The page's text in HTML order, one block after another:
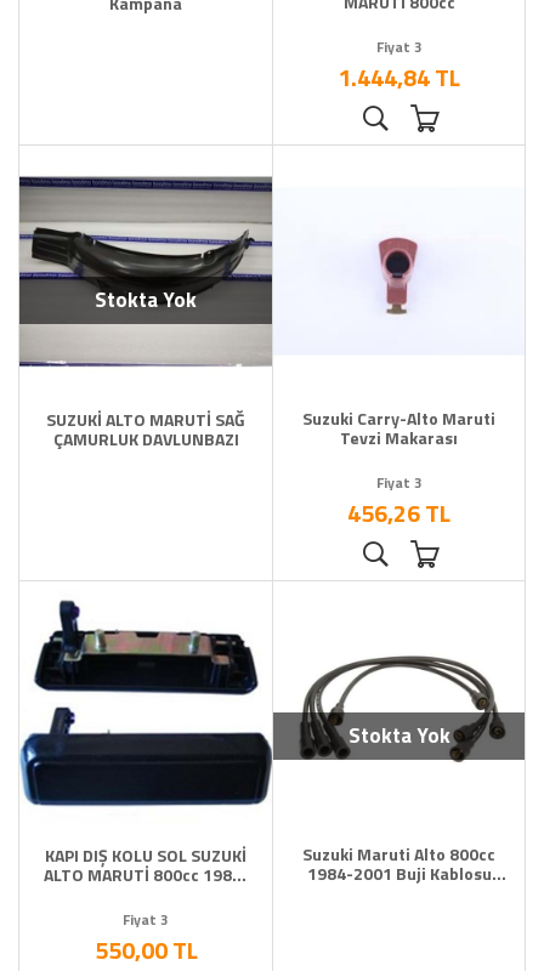
Fiyat 3
1.444,84 TL
Stokta Yok
SUZUKİ ALTO MARUTİ SAĞ
ÇAMURLUK DAVLUNBAZI
Suzuki Carry-Alto Maruti
Tevzi Makarası
Fiyat 3
456,26 TL
KAPI DIŞ KOLU SOL SUZUKİ
ALTO MARUTİ 800cc 1985-
Fiyat 3
550,00 TL
Stokta Yok
Suzuki Maruti Alto 800cc
1984-2001 Buji Kablosu